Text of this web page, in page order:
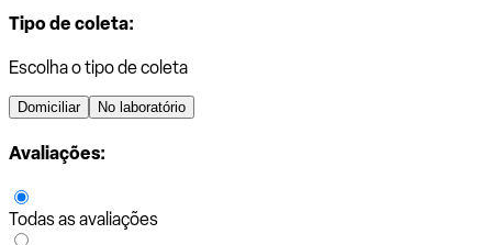
Tipo de coleta:
Escolha o tipo de coleta
Domiciliar No laboratório
Avaliações:
Todas as avaliações